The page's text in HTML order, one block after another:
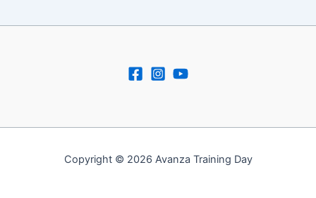
Copyright © 2026 Avanza Training Day